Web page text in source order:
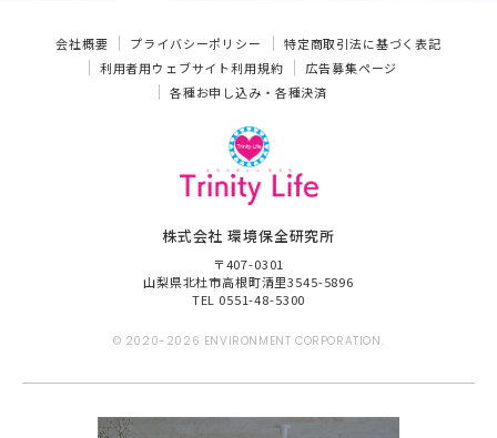
会社概要 プライバシーポリシー
特定商取引法に基づく表記
利用者用ウェブサイト利用規約
広告募集ページ
各種お申し込み・各種決済
株式会社 環境保全研究所
〒407-0301
山梨県北杜市高根町清里3545-5896
TEL 0551-48-5300
© 2020-2026 ENVIRONMENT CORPORATION.